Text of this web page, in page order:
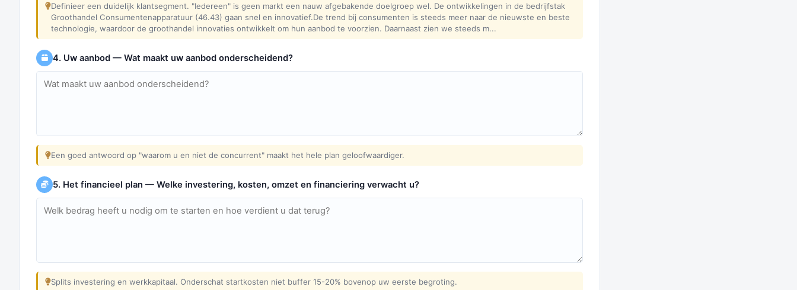
Definieer een duidelijk klantsegment. "Iedereen" is geen markt een nauw afgebakende doelgroep wel. De ontwikkelingen in de bedrijfstak
Groothandel Consumentenapparatuur (46.43) gaan snel en innovatief.De trend bij consumenten is steeds meer naar de nieuwste en beste
technologie, waardoor de groothandel innovaties ontwikkelt om hun aanbod te voorzien. Daarnaast zien we steeds m...
4. Uw aanbod — Wat maakt uw aanbod onderscheidend?
Een goed antwoord op "waarom u en niet de concurrent" maakt het hele plan geloofwaardiger.
5. Het financieel plan — Welke investering, kosten, omzet en financiering verwacht u?
Splits investering en werkkapitaal. Onderschat startkosten niet buffer 15-20% bovenop uw eerste begroting.